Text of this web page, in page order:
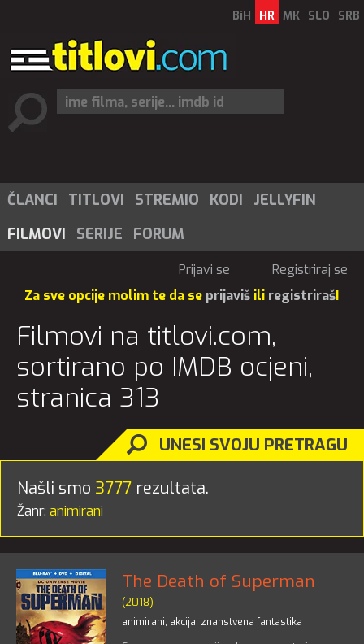
BiH HR MK SLO SRB
ČLANCI TITLOVI STREMIO KODI
JELLYFIN
FILMOVI
SERIJE FORUM
Prijavi se
Registriraj se
Za sve opcije molim te da se prijaviš ili registriraš!
Filmovi na titlovi.com,
sortirano po IMDB ocjeni,
stranica 313
UNESI SVOJU PRETRAGU
Našli smo 3777 rezultata.
Žanr: animirani
The Death of Superman
(2018)
animirani, akcija, znanstvena fantastika